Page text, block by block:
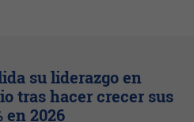
su liderazgo en
tras hacer crecer sus
en 2026